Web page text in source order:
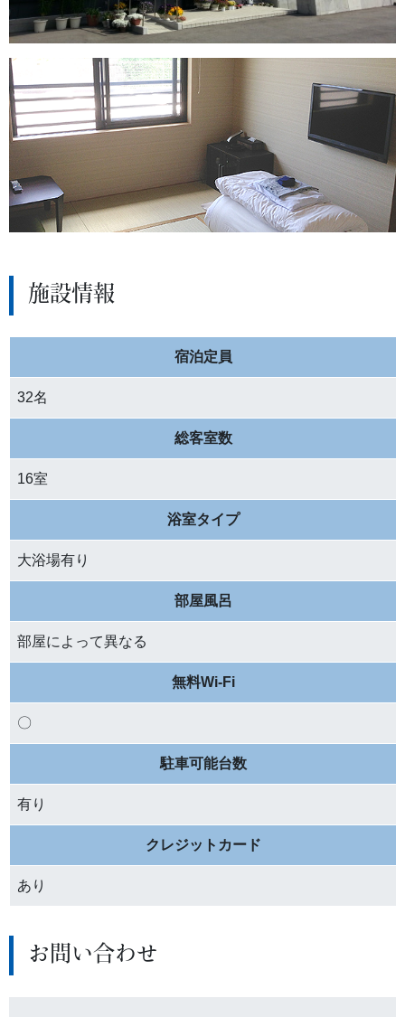
施設情報
宿泊定員
32名
総客室数
16室
浴室タイプ
大浴場有り
部屋風呂
部屋によって異なる
無料Wi-Fi
〇
駐車可能台数
有り
クレジットカード
あり
お問い合わせ